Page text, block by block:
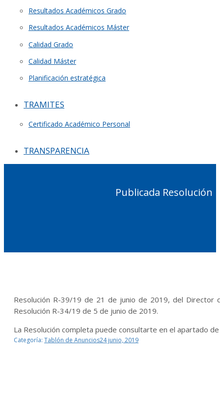
Resultados Académicos Grado
Resultados Académicos Máster
Calidad Grado
Calidad Máster
Planificación estratégica
TRAMITES
Certificado Académico Personal
TRANSPARENCIA
Publicada Resolución
Resolución R-39/19 de 21 de junio de 2019, del Director
Resolución R-34/19 de 5 de junio de 2019.
La Resolución completa puede consultarte en el apartado
Categoría: Tablón de Anuncios24 junio, 2019